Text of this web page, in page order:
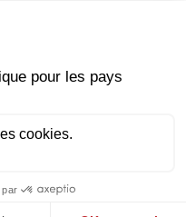
du ciel :
pères ont mangé.